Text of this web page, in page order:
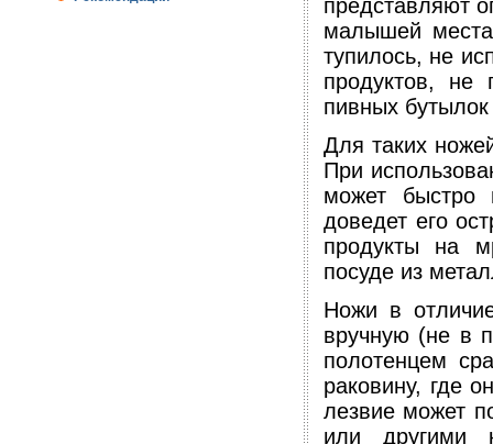
представляют
малышей
тупилось, не
продуктов, не
пивных
Для таких
При
может быстро
доведет его
продукты на
посуде из
Ножи в
вручную (не в
полотенцем
раковину, где
лезвие может
или другими